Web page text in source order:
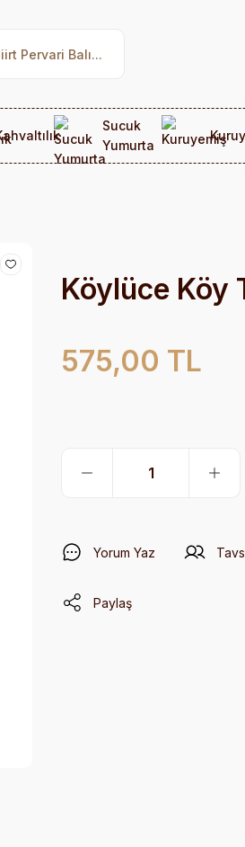
Sucuk
Yumurta
Köylüce Köy
575,00 TL
Yorum Yaz
Paylaş